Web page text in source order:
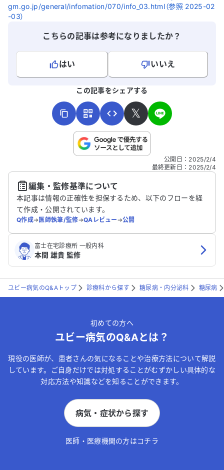
gm.go.jp/general/infomation/070/info_03.html（参照 2025-02
-03）
こちらの記事は参考になりましたか？
はい
いいえ
こちらは送信専用のフォームです。氏名やご自身の病気の詳細な
送信する
この記事をシェアする
𝕏
公開日 ： 2025/2/4
最終更新日 ： 2025/2/4
編集・監修基準について
本記事は情報の正確性を担保するため、以下のフローを経
て作成・公開されています。
Q作成➔医師執筆/監修➔QAレビュー➔公開
富士在宅診療所 一般内科
本間 雄貴 監修
ユビー病気のQ&Aトップ 診療科から探す 糖尿病・内分泌科 糖尿病
初めての方へ
ユビー病気のQ&Aとは？
現役の医師が、患者さんの気になることや治療方法について解説
しています。ご自身だけでは対処することがむずかしい具体的な
対応方法や知識などを知ることができます。
病気・症状から探す
医師・医療機関の方はコチラ